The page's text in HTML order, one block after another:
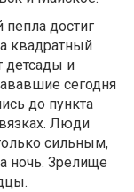
достиг
квадратный
детсады и
сегодня
до пункта
Люди
сильным,
ночь. Зрелище